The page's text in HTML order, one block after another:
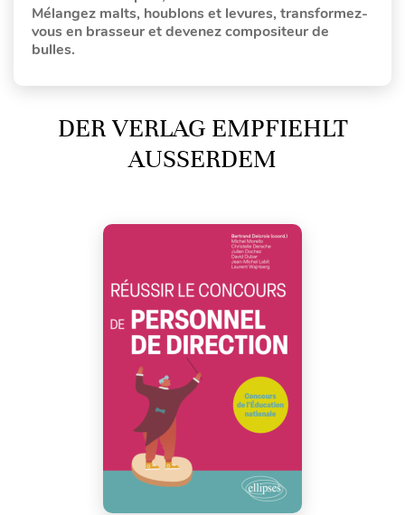
Mélangez malts, houblons et levures, transformez-
vous en brasseur et devenez compositeur de
bulles.
DER VERLAG EMPFIEHLT
AUSSERDEM